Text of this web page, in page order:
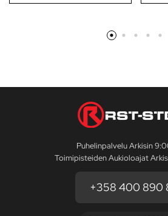
Puhelinpalvelu Arkisin
Toimipisteiden Aukioloajat
+358 400 890